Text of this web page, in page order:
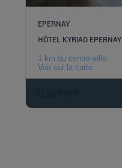
EPERNAY
HÔTEL KYRIAD EPERNAY
1 km du centre-ville
Voir sur la carte